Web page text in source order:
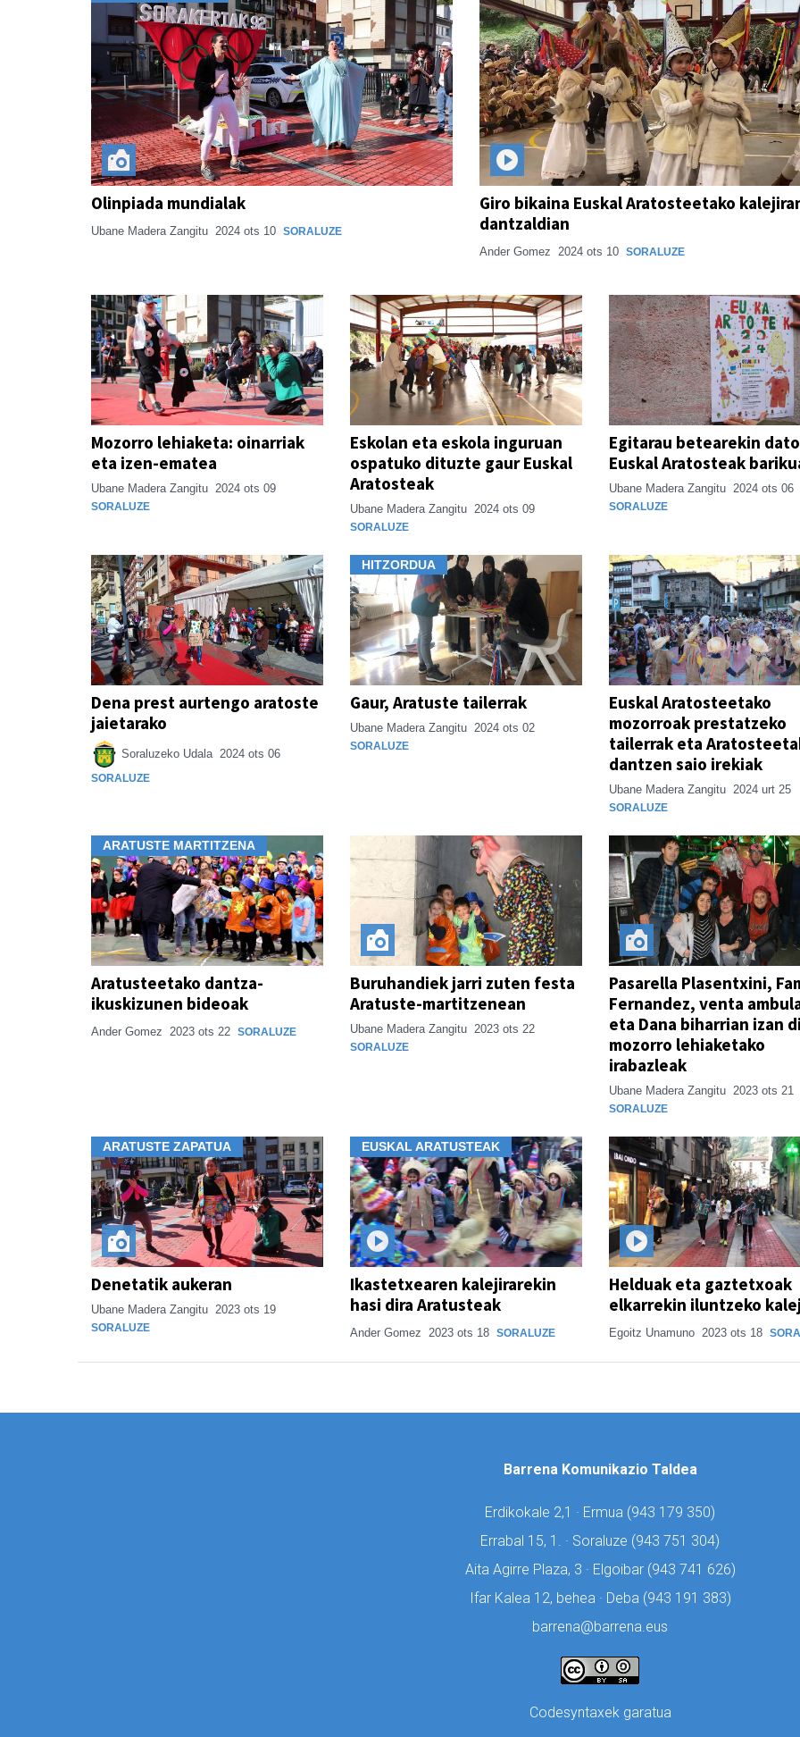
Olinpiada mundialak
Ubane Madera Zangitu 2024 ots 10 SORALUZE
Giro bikaina Euskal Aratosteetako
dantzaldian
Ander Gomez 2024 ots 10 SORALUZE
Mozorro lehiaketa: oinarriak
eta izen-ematea
Ubane Madera Zangitu 2024 ots 09
SORALUZE
Eskolan eta eskola inguruan
ospatuko dituzte gaur Euskal
Aratosteak
Ubane Madera Zangitu 2024 ots 09
SORALUZE
Egitarau betearekin
Euskal Aratosteak
Ubane Madera Zangitu 2024 ots 06
SORALUZE
Dena prest aurtengo aratoste
jaietarako
Soraluzeko Udala 2024 ots 06
SORALUZE
HITZORDUA
Gaur, Aratuste tailerrak
Ubane Madera Zangitu 2024 ots 02
SORALUZE
Euskal Aratosteetako
mozorroak prestatzeko
tailerrak eta
dantzen saio irekiak
Ubane Madera Zangitu 2024 urt 25
SORALUZE
ARATUSTE MARTITZENA
Aratusteetako dantza-
ikuskizunen bideoak
Ander Gomez 2023 ots 22 SORALUZE
Buruhandiek jarri zuten festa
Aratuste-martitzenean
Ubane Madera Zangitu 2023 ots 22
SORALUZE
Pasarella Plasentxini,
Fernandez, venta
eta Dana biharrian izan
mozorro lehiaketako
irabazleak
Ubane Madera Zangitu 2023 ots 21
SORALUZE
ARATUSTE ZAPATUA
Denetatik aukeran
Ubane Madera Zangitu 2023 ots 19
SORALUZE
EUSKAL ARATUSTEAK
Ikastetxearen kalejirarekin
hasi dira Aratusteak
Ander Gomez 2023 ots 18 SORALUZE
Helduak eta gaztetxoak
elkarrekin iluntzeko
Egoitz Unamuno 2023 ots 18
Barrena Komunikazio Taldea
Erdikokale 2,1 · Ermua (943 179 350)
Errabal 15, 1. · Soraluze (943 751 304)
Aita Agirre Plaza, 3 · Elgoibar (943 741 626)
Ifar Kalea 12, behea · Deba (943 191 383)
barrena@barrena.eus
Codesyntaxek garatua